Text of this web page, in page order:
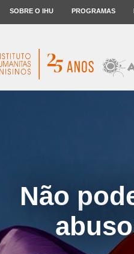
SOBRE O IHU PROGRAMAS
Não